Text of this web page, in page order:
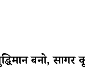
बनो, सागर